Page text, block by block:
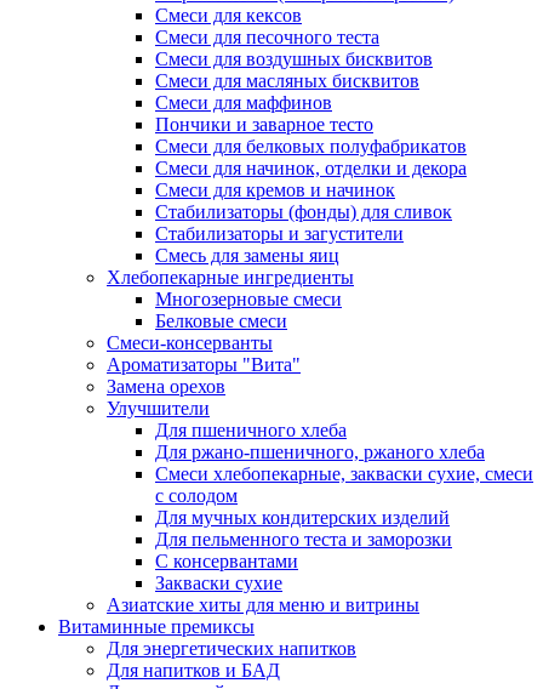
Смеси для кексов
Смеси для песочного теста
Смеси для воздушных бисквитов
Смеси для масляных бисквитов
Смеси для маффинов
Пончики и заварное тесто
Cмеси для белковых полуфабрикатов
Смеси для начинок, отделки и декора
Смеси для кремов и начинок
Стабилизаторы (фонды) для сливок
Стабилизаторы и загустители
Смесь для замены яиц
Хлебопекарные ингредиенты
Многозерновые смеси
Белковые смеси
Смеси-консерванты
Ароматизаторы "Вита"
Замена орехов
Улучшители
Для пшеничного хлеба
Для ржано-пшеничного, ржаного хлеба
Смеси хлебопекарные, закваски сухие, смеси
с солодом
Для мучных кондитерских изделий
Для пельменного теста и заморозки
С консервантами
Закваски сухие
Азиатские хиты для меню и витрины
Витаминные премиксы
Для энергетических напитков
Для напитков и БАД